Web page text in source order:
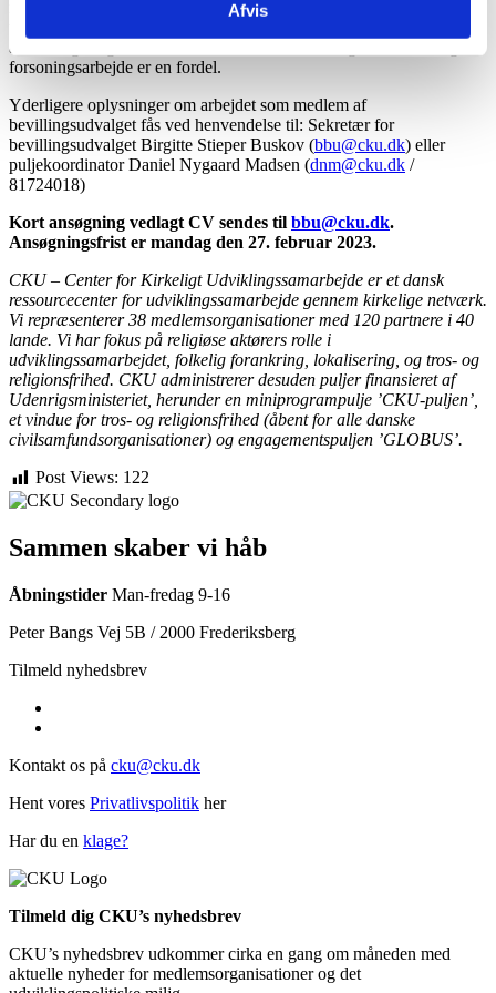
Afvis
menneskerettighedserklæringer og Danmarks strategi for fremme af
af tros- og religionsfrihed, herunder sammenhænge med fred- og
forsoningsarbejde er en fordel.
Yderligere oplysninger om arbejdet som medlem af
bevillingsudvalget fås ved henvendelse til: Sekretær for
bevillingsudvalget Birgitte Stieper Buskov (bbu@cku.dk) eller
puljekoordinator Daniel Nygaard Madsen (dnm@cku.dk /
81724018)
Kort ansøgning vedlagt CV sendes til bbu@cku.dk.
Ansøgningsfrist er mandag den 27. februar 2023.
CKU – Center for Kirkeligt Udviklingssamarbejde er et dansk
ressourcecenter for udviklingssamarbejde gennem kirkelige netværk.
Vi repræsenterer 38 medlemsorganisationer med 120 partnere i 40
lande. Vi har fokus på religiøse aktørers rolle i
udviklingssamarbejdet, folkelig forankring, lokalisering, og tros- og
religionsfrihed. CKU administrerer desuden puljer finansieret af
Udenrigsministeriet, herunder en miniprogrampulje ’CKU-puljen’,
et vindue for tros- og religionsfrihed (åbent for alle danske
civilsamfundsorganisationer) og engagementspuljen ’GLOBUS’.
Post Views: 122
Sammen skaber vi håb
Åbningstider Man-fredag 9-16
Peter Bangs Vej 5B / 2000 Frederiksberg
Tilmeld nyhedsbrev
Kontakt os på cku@cku.dk
Hent vores Privatlivspolitik her
Har du en klage?
Tilmeld dig CKU’s nyhedsbrev
CKU’s nyhedsbrev udkommer cirka en gang om måneden med
aktuelle nyheder for medlemsorganisationer og det